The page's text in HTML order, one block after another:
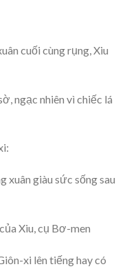
cuối cùng rụng, Xiu
ngạc nhiên vì chiếc lá
xuân giàu sức sống sau
Xiu, cụ Bơ-men
xi lên tiếng hay có